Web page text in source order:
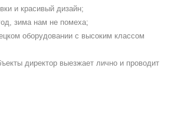
и красивый дизайн;
зима нам не помеха;
оборудовании с высоким классом
директор выезжает лично и проводит